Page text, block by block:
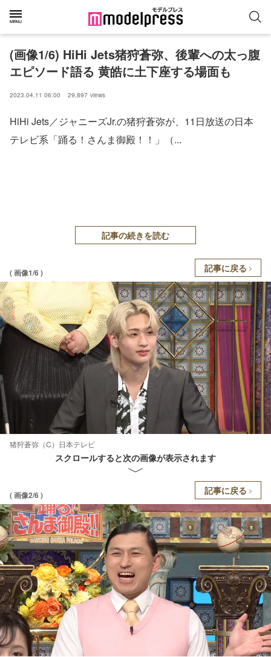
(画像1/6) HiHi Jets猪狩蒼弥、後輩への太っ腹
エピソード語る 黄皓に土下座する場面も
2023.04.11 06:00 29,897 views
HiHi Jets／ジャニーズJr.の猪狩蒼弥が、11日放送の日本
テレビ系「踊る！さんま御殿！！」（...
記事の続きを読む
( 画像1/6 ) 記事に戻る
猪狩蒼弥（C）日本テレビ
スクロールすると次の画像が表示されます
( 画像2/6 ) 記事に戻る